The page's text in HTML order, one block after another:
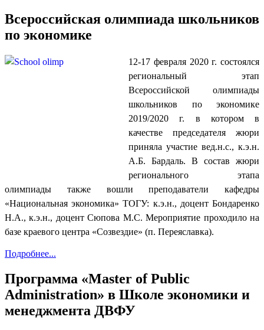
Всероссийская олимпиада школьников
по экономике
12-17 февраля 2020 г. состоялся
региональный этап
Всероссийской олимпиады
школьников по экономике
2019/2020 г. в котором в
качестве председателя жюри
приняла участие вед.н.с., к.э.н.
А.Б. Бардаль. В состав жюри
регионального этапа
олимпиады также вошли преподаватели кафедры
«Национальная экономика» ТОГУ: к.э.н., доцент Бондаренко
Н.А., к.э.н., доцент Сюпова М.С. Мероприятие проходило на
базе краевого центра «Созвездие» (п. Переяславка).
Подробнее...
Программа «Master of Public
Administration» в Школе экономики и
менеджмента ДВФУ